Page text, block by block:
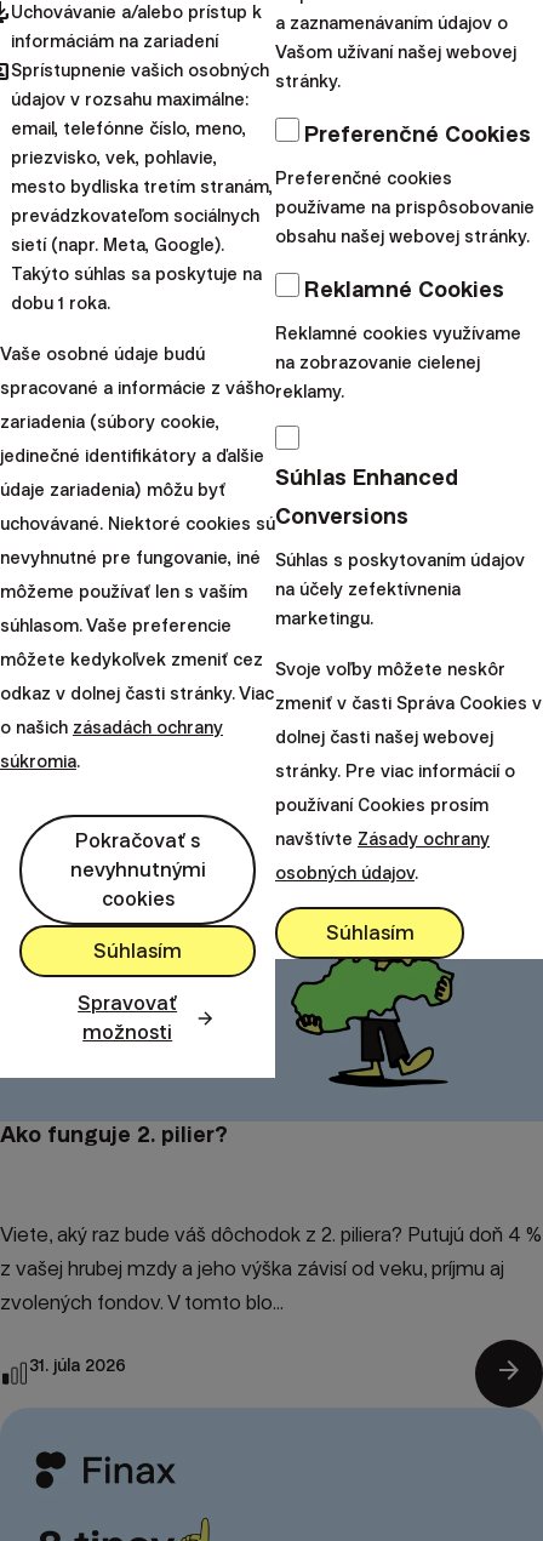
Upozornenie: Tento článok poskytuje
marketingové informácie o produktoch
spoločnosti Finax, o.c.p, a.s. S investovaním sa
spája riziko aminulé výnosy nie sú zárukou
budúcich výnosov.
Spoznajte riziká, ktoré
podstupujete pri investovaní.
Daňové oslobodenia sa vzťahujú výhradne na
rezidentov danej krajiny a môžu sa líšiť v
závislosti od konkrétnych daňových zákonov.
Pozrite si naše prebiehajúce aj ukončené akcie.
Radoslav
Kasík
Zdieľajte tento článok:
Odporúčame
Ako funguje 2. pilier?
Viete, aký raz bude váš dôchodok z 2. piliera? Putujú doň 4 %
z vašej hrubej mzdy a jeho výška závisí od veku, príjmu aj
zvolených fondov. V tomto blo...
31. júla 2026 arrow_forward
Uchovávanie a/alebo prístup k
informáciám na zariadení
Sprístupnenie vašich osobných
údajov v rozsahu maximálne:
email, telefónne číslo, meno,
priezvisko, vek, pohlavie,
mesto bydliska tretím stranám,
prevádzkovateľom sociálnych
sietí (napr. Meta, Google).
Takýto súhlas sa poskytuje na
dobu 1 roka.
Vaše osobné údaje budú
spracované a informácie z vášho
zariadenia (súbory cookie,
jedinečné identifikátory a ďalšie
údaje zariadenia) môžu byť
uchovávané. Niektoré cookies sú
nevyhnutné pre fungovanie, iné
môžeme používať len s vaším
súhlasom. Vaše preferencie
môžete kedykoľvek zmeniť cez
odkaz v dolnej časti stránky. Viac
o našich zásadách ochrany
súkromia.
Pokračovať s
nevyhnutnými
cookies
Súhlasím
Spravovať
možnosti
a zaznamenávaním údajov o
Vašom užívaní našej webovej
stránky.
Preferenčné Cookies
Preferenčné cookies
používame na prispôsobovanie
obsahu našej webovej stránky.
Reklamné Cookies
Reklamné cookies využívame
na zobrazovanie cielenej
reklamy.
Súhlas Enhanced
Conversions
Súhlas s poskytovaním údajov
na účely zefektívnenia
marketingu.
Svoje voľby môžete neskôr
zmeniť v časti Správa Cookies v
dolnej časti našej webovej
stránky. Pre viac informácií o
používaní Cookies prosím
navštívte Zásady ochrany
osobných údajov.
Súhlasím